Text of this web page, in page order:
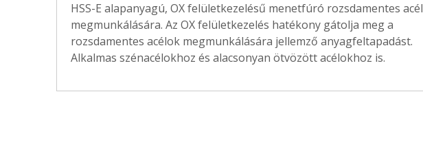
HSS-E alapanyagú, OX felületkezelésű menetfúró rozsdamentes acél
megmunkálására. Az OX felületkezelés hatékony gátolja meg a
rozsdamentes acélok megmunkálására jellemző anyagfeltapadást.
Alkalmas szénacélokhoz és alacsonyan ötvözött acélokhoz is.